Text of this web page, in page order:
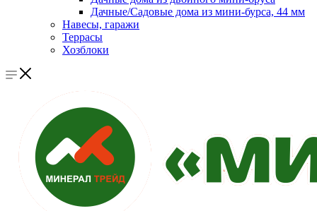
Дачные/Садовые дома из мини-бурса, 44 мм
Навесы, гаражи
Террасы
Хозблоки